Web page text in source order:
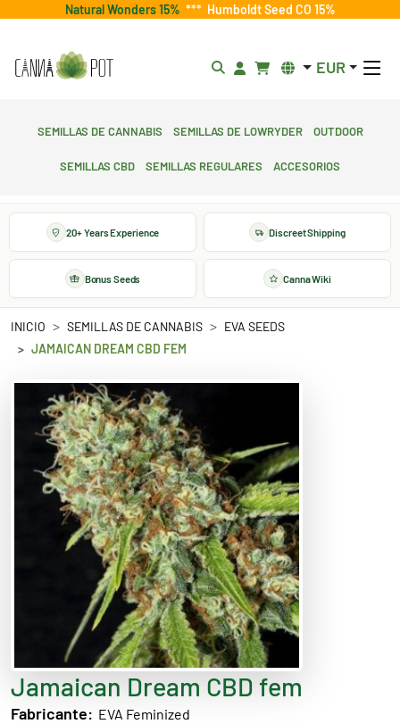
Natural Wonders 15% *** Humboldt Seed CO 15%
EUR
Semillas de cannabis Semillas de lowryder Outdoor
Semillas CBD Semillas regulares Accesorios
20+ Years Experience Discreet Shipping
Bonus Seeds Canna Wiki
INICIO SEMILLAS DE CANNABIS
EVA SEEDS
JAMAICAN DREAM CBD FEM
Jamaican Dream CBD fem
Fabricante: EVA Feminized